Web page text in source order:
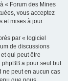
« Forum des Mines
vous acceptez
et mises à jour.
par « logiciel
de discussions
qui peut être
a pour seul but
ne peut en aucun cas